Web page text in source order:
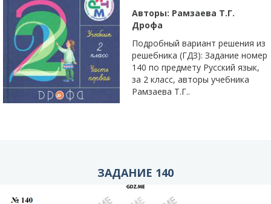
Авторы: Рамзаева Т.Г.
Дрофа
Подробный вариант решения из
решебника (ГДЗ): Задание номер
140 по предмету Русский язык,
за 2 класс, авторы учебника
Рамзаева Т.Г..
ЗАДАНИЕ 140